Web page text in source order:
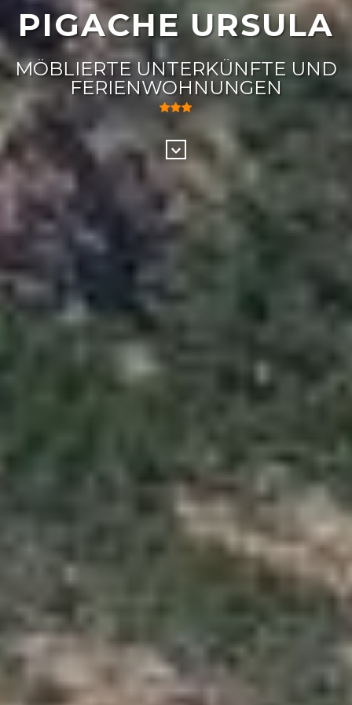
PIGACHE URSULA
MÖBLIERTE UNTERKÜNFTE UND
FERIENWOHNUNGEN